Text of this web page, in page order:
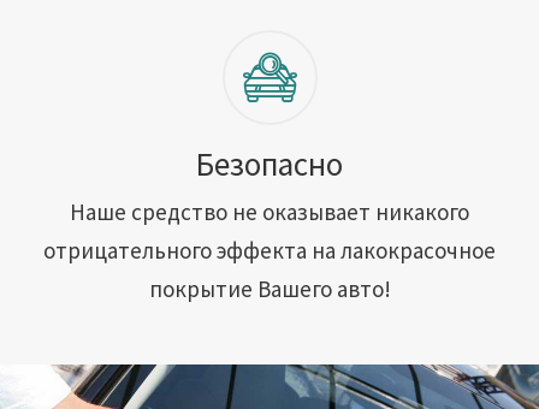
Безопасно
Наше средство не оказывает никакого
отрицательного эффекта на лакокрасочное
покрытие Вашего авто!